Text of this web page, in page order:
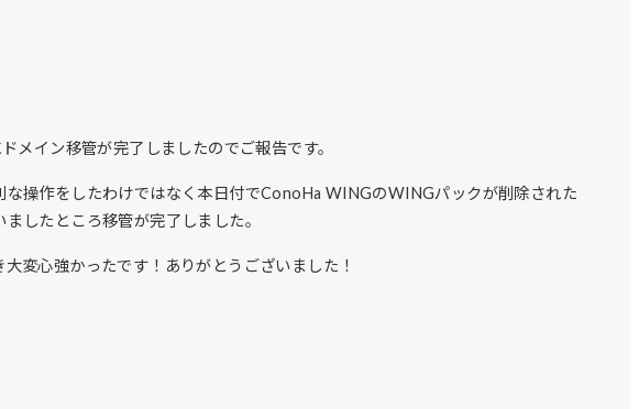
メイン移管が完了しましたのでご報告です。
な操作をしたわけではなく本日付でConoHa WINGのWINGパックが削除された
したところ移管が完了しました。
変心強かったです！ありがとうございました！